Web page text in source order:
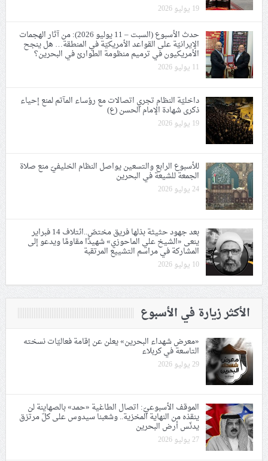
19 يوليو 2026
حدث الأسبوع (السبت – 11 يوليو 2026): من آثار الهجمات
الإيرانيّة على القواعد الأمريكيّة في المنطقة… هل ينجح
الأمريكيون في ترميم منظومة الطوارئ في البحرين؟
11 يوليو 2026
داخليّة النظام تجري اتصالات مع رؤساء المآتم لمنع إحياء
ذكرى شهادة الإمام الحسن (ع)
19 يوليو 2026
للأسبوع الرابع والتسعين يواصل النظام الخليفيّ منع صلاة
الجمعة للشيعة في البحرين
24 يوليو 2026
بعد جهود حثيثة بذلها فريق مختصّ..ائتلاف 14 فبراير
ينعى «الشيخ علي الماحوزي» شهيدًا مقاومًا ويدعو إلى
المشاركة في مراسم التشييع المرتقبة
10 يوليو 2026
الأكثر زيارة في الأسبوع
«معرض شهداء البحرين» يعلن عن إقامة فعاليّات نسخته
التاسعة في كربلاء
29 يوليو 2026
الموقف الأسبوعيّ: اتصال الطاغية «حمد» بالصهاينة لن
ينقذه من النهاية المخزية.. وشعبنا سيدوس على كلّ مرتزق
يدنّس أرض البحرين
27 يوليو 2026